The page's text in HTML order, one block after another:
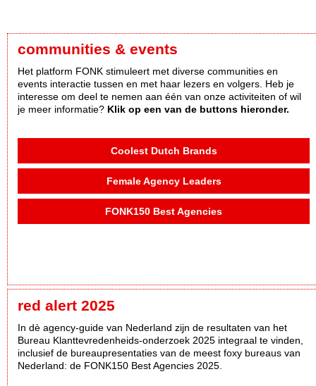
communities & events
Het platform FONK stimuleert met diverse communities en
events interactie tussen en met haar lezers en volgers. Heb je
interesse om deel te nemen aan één van onze activiteiten of wil
je meer informatie? Klik op een van de buttons hieronder.
Coolest Dutch Brands
Female Agency Leaders
FONK150 Best Agencies
red alert 2025
In dè agency-guide van Nederland zijn de resultaten van het
Bureau Klanttevredenheids-onderzoek 2025 integraal te vinden,
inclusief de bureaupresentaties van de meest foxy bureaus van
Nederland: de FONK150 Best Agencies 2025.